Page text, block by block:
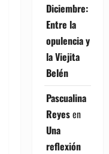
Diciembre:
Entre la
opulencia y
la Viejita
Belén
Pascualina
Reyesen
Una
reflexión